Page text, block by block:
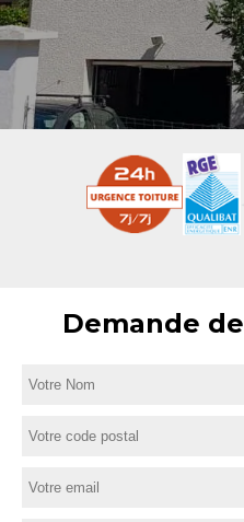
Demande